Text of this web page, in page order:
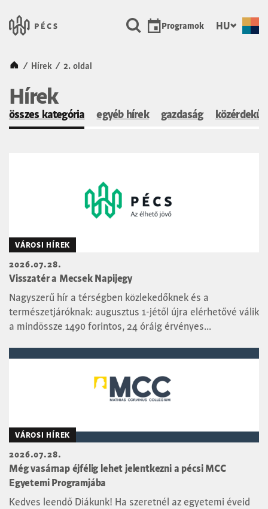
Városunk Pécs Programok HU
Kezdőlap
/ Hírek / 2. oldal
Hírek
összes kategória egyéb hírek gazdaság közérdekű
VÁROSI HÍREK
2026.07.28.
Visszatér a Mecsek Napijegy
Nagyszerű hír a térségben közlekedőknek és a
természetjáróknak: augusztus 1-jétől újra elérhetővé válik
a mindössze 1490 forintos, 24 óráig érvényes...
VÁROSI HÍREK
2026.07.28.
Még vasárnap éjfélig lehet jelentkezni a pécsi MCC
Egyetemi Programjába
Kedves leendő Diákunk! Ha szeretnél az egyetemi éveid